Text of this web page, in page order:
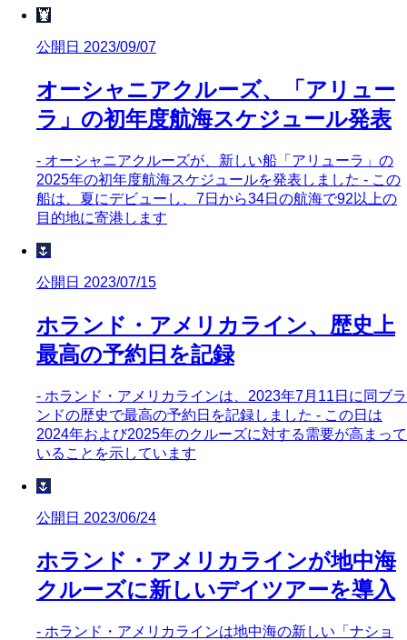
🦞
公開日 2023/09/07
オーシャニアクルーズ、「アリュー
ラ」の初年度航海スケジュール発表
- オーシャニアクルーズが、新しい船「アリューラ」の
2025年の初年度航海スケジュールを発表しました - この
船は、夏にデビューし、7日から34日の航海で92以上の
目的地に寄港します
🌷
公開日 2023/07/15
ホランド・アメリカライン、歴史上
最高の予約日を記録
- ホランド・アメリカラインは、2023年7月11日に同ブラ
ンドの歴史で最高の予約日を記録しました - この日は
2024年および2025年のクルーズに対する需要が高まって
いることを示しています
🌷
公開日 2023/06/24
ホランド・アメリカラインが地中海
クルーズに新しいデイツアーを導入
- ホランド・アメリカラインは地中海の新しい「ナショ